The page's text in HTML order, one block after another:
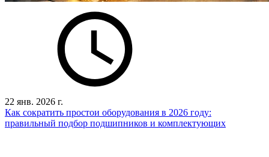
22 янв. 2026 г.
Как сократить простои оборудования в 2026 году:
правильный подбор подшипников и комплектующих